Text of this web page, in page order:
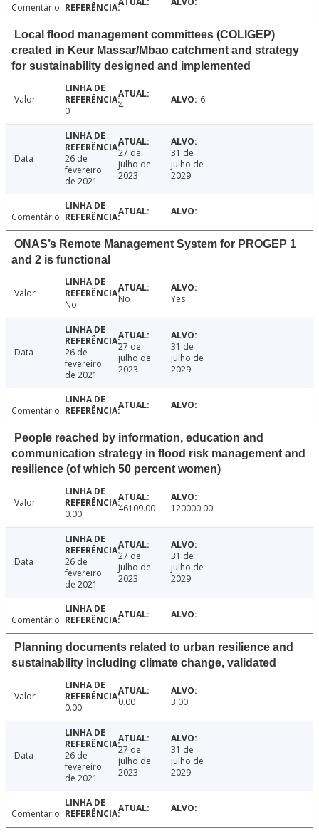
Comentário
Local flood management committees (COLIGEP)
created in Keur Massar/Mbao catchment and strategy
for sustainability designed and implemented
Valor
0
4 6
Data
26 de
fevereiro
de 2021
27 de
julho de
2023
31 de
julho de
2029
Comentário
ONAS’s Remote Management System for PROGEP 1
and 2 is functional
Valor
No
No Yes
Data
26 de
fevereiro
de 2021
27 de
julho de
2023
31 de
julho de
2029
Comentário
People reached by information, education and
communication strategy in flood risk management and
resilience (of which 50 percent women)
Valor
0.00
46109.00 120000.00
Data
26 de
fevereiro
de 2021
27 de
julho de
2023
31 de
julho de
2029
Comentário
Planning documents related to urban resilience and
sustainability including climate change, validated
Valor
0.00
0.00 3.00
Data
26 de
fevereiro
de 2021
27 de
julho de
2023
31 de
julho de
2029
Comentário